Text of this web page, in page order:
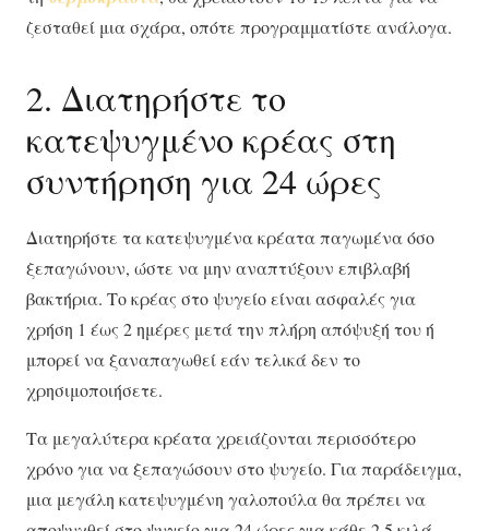
ζεσταθεί μια σχάρα, οπότε προγραμματίστε ανάλογα.
2. Διατηρήστε το
κατεψυγμένο κρέας στη
συντήρηση για 24 ώρες
Διατηρήστε τα κατεψυγμένα κρέατα παγωμένα όσο
ξεπαγώνουν, ώστε να μην αναπτύξουν επιβλαβή
βακτήρια. Το κρέας στο ψυγείο είναι ασφαλές για
χρήση 1 έως 2 ημέρες μετά την πλήρη απόψυξή του ή
μπορεί να ξαναπαγωθεί εάν τελικά δεν το
χρησιμοποιήσετε.
Τα μεγαλύτερα κρέατα χρειάζονται περισσότερο
χρόνο για να ξεπαγώσουν στο ψυγείο. Για παράδειγμα,
μια μεγάλη κατεψυγμένη γαλοπούλα θα πρέπει να